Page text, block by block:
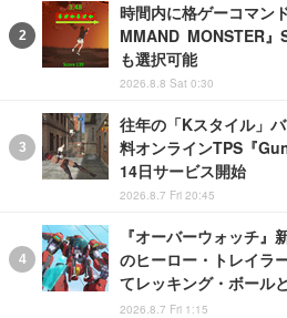
時間内に格ゲーコマン
MMAND MONSTER
も選択可能
2026.8.8 Sat 0:30
往年の「Kスタイル」
料オンラインTPS『
14日サービス開始
2026.8.7 Fri 20:45
『オーバーウォッチ』
のヒーロー・トレイラ
てレッキング・ボール
2026.8.7 Fri 1:15